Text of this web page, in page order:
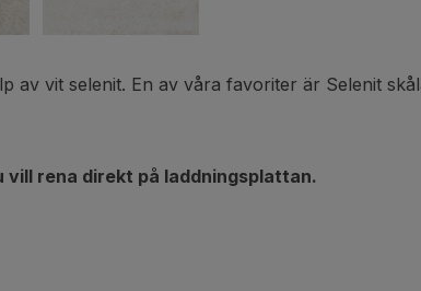
av vit selenit. En av våra favoriter är Selenit
rena direkt på laddningsplattan.